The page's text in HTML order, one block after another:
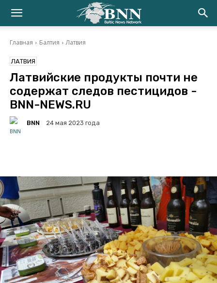
Главная Балтия Латвия
ЛАТВИЯ
Латвийские продукты почти не
содержат следов пестицидов -
BNN-NEWS.RU
BNN 24 мая 2023 года